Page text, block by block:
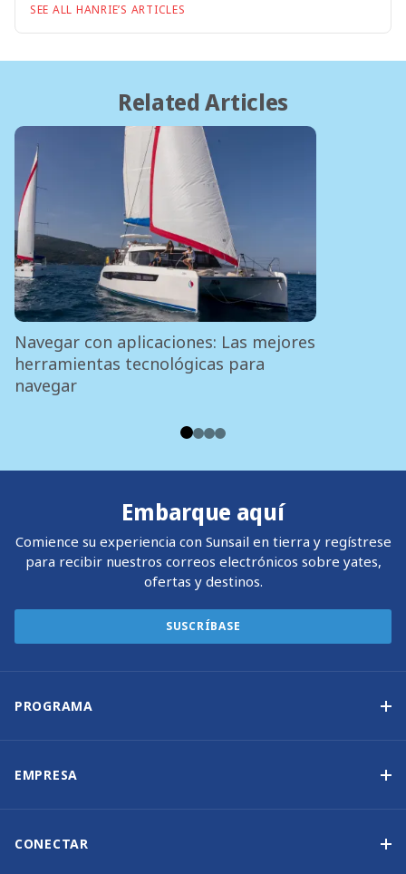
SEE ALL HANRIE’S ARTICLES
Related Articles
Navegar con aplicaciones: Las mejores
herramientas tecnológicas para
navegar
Embarque aquí
Comience su experiencia con Sunsail en tierra y regístrese
para recibir nuestros correos electrónicos sobre yates,
ofertas y destinos.
SUSCRÍBASE
PROGRAMA
EMPRESA
CONECTAR